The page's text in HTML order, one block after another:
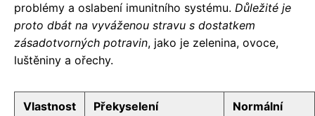
problémy a oslabení imunitního systému. Důležité je
proto dbát na vyváženou stravu s dostatkem
zásadotvorných potravin, jako je zelenina, ovoce,
luštěniny a ořechy.
Vlastnost
Překyselení
Normální